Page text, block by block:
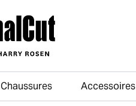
Passer au contenu principal
Chaussures Accessoires